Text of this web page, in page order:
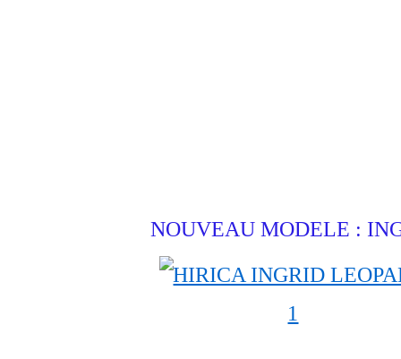
NOUVEAU MODELE :